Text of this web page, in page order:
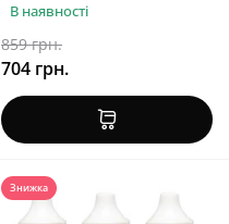
В наявності
859 грн.
704 грн.
Знижка